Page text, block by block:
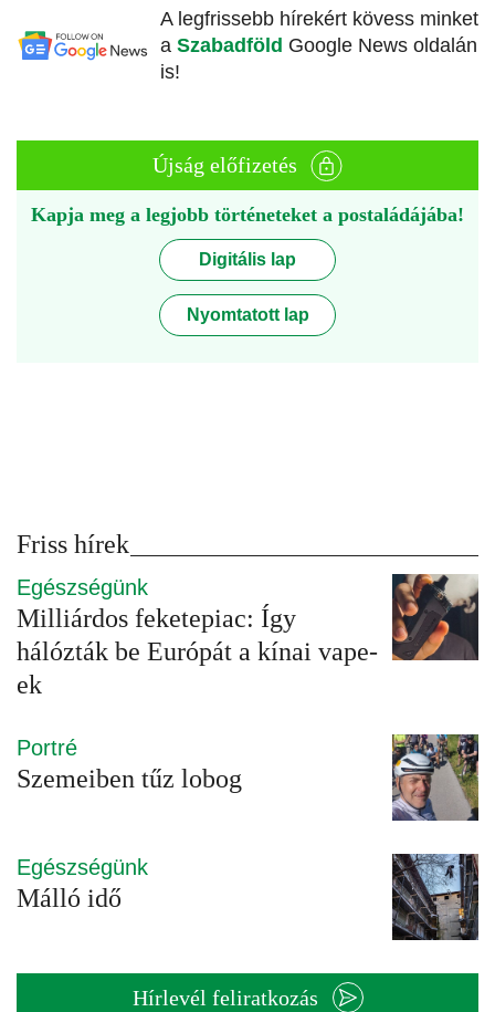
A legfrissebb hírekért kövess minket
a Szabadföld Google News oldalán
is!
Újság előfizetés
Kapja meg a legjobb történeteket a postaládájába!
Digitális lap
Nyomtatott lap
Friss hírek
Egészségünk
Milliárdos feketepiac: Így
hálózták be Európát a kínai vape-
ek
Portré
Szemeiben tűz lobog
Egészségünk
Málló idő
Hírlevél feliratkozás